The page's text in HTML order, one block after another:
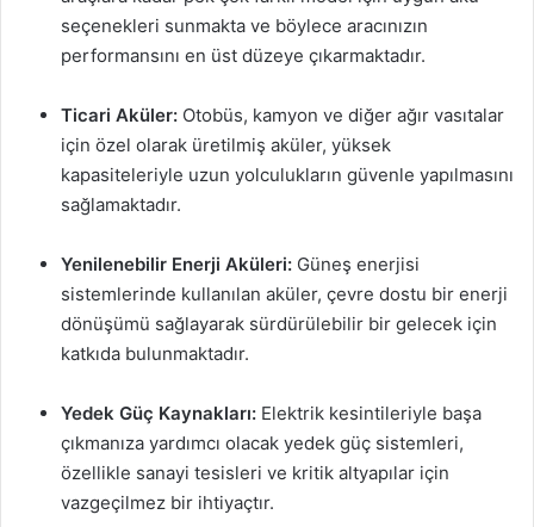
seçenekleri sunmakta ve böylece aracınızın
performansını en üst düzeye çıkarmaktadır.
Ticari Aküler: Otobüs, kamyon ve diğer ağır vasıtalar
için özel olarak üretilmiş aküler, yüksek
kapasiteleriyle uzun yolculukların güvenle yapılmasını
sağlamaktadır.
Yenilenebilir Enerji Aküleri: Güneş enerjisi
sistemlerinde kullanılan aküler, çevre dostu bir enerji
dönüşümü sağlayarak sürdürülebilir bir gelecek için
katkıda bulunmaktadır.
Yedek Güç Kaynakları: Elektrik kesintileriyle başa
çıkmanıza yardımcı olacak yedek güç sistemleri,
özellikle sanayi tesisleri ve kritik altyapılar için
vazgeçilmez bir ihtiyaçtır.